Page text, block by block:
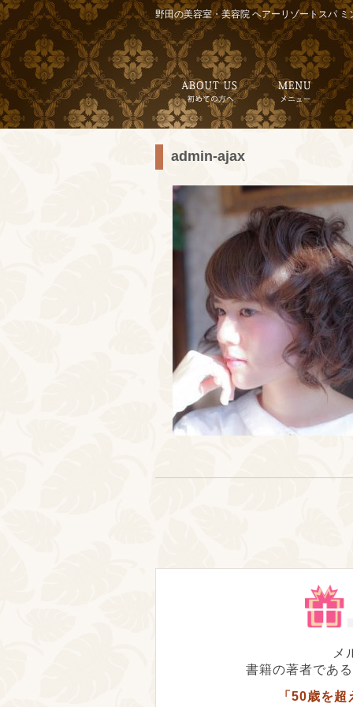
野田の美容室・美容院 ヘアーリゾートスパ ミ
admin-ajax
メ
書籍の著者であ
「50歳を